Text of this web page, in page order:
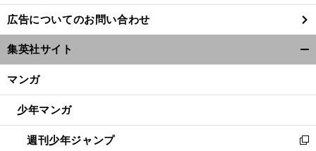
し
い
ウ
ィ
ン
ウ
開
く
広告についてのお問い合わせ
集英社サイト
マンガ
少年マンガ
週刊少年ジャンプ
新